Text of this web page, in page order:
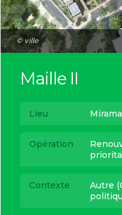
© ville
Maille II
Lieu
Opération
Contexte
Autre